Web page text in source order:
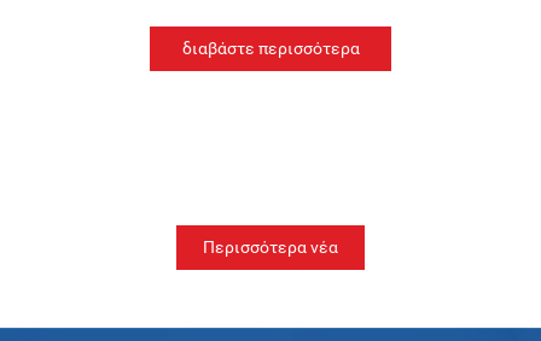
διαβάστε περισσότερα
Περισσότερα νέα